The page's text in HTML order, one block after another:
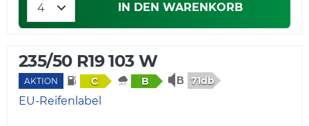
IN DEN WARENKORB
235/50 R19 103 W
AKTION C B 71db
EU-Reifenlabel